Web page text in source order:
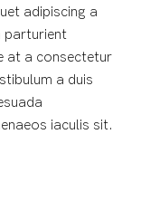
adipiscing a
parturient
at a consectetur
a duis
iaculis sit.